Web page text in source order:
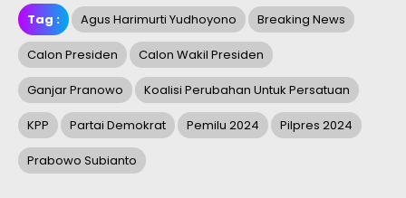
Tag : Agus Harimurti Yudhoyono Breaking News
Calon Presiden Calon Wakil Presiden
Ganjar Pranowo Koalisi Perubahan Untuk Persatuan
KPP Partai Demokrat Pemilu 2024 Pilpres 2024
Prabowo Subianto